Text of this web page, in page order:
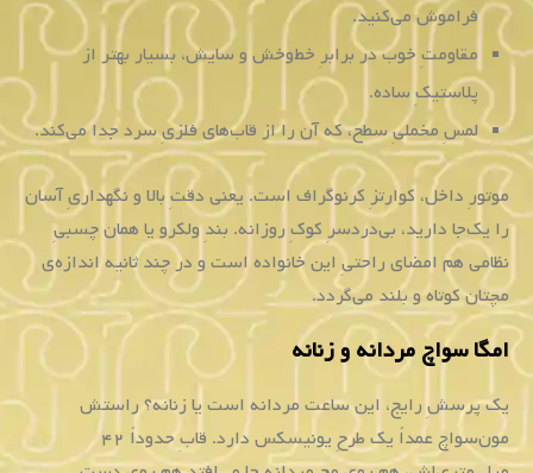
فراموش می‌کنید.
مقاومتِ خوب در برابرِ خط‌وخش و سایش، بسیار بهتر از
پلاستیکِ ساده.
لمسِ مخملیِ سطح، که آن را از قاب‌های فلزیِ سرد جدا می‌کند.
موتورِ داخل، کوارتزِ کرنوگراف است. یعنی دقتِ بالا و نگهداریِ آسان
را یک‌جا دارید، بی‌دردسرِ کوکِ روزانه. بندِ ولکرو یا همان چسبیِ
نظامی هم امضای راحتیِ این خانواده است و در چند ثانیه اندازه‌ی
مچتان کوتاه و بلند می‌گردد.
امگا سواچ مردانه و زنانه
یک پرسشِ رایج، این ساعت مردانه است یا زنانه؟ راستش
مون‌سواچ عمداً یک طرحِ یونیسکس دارد. قابِ حدوداً ۴۲